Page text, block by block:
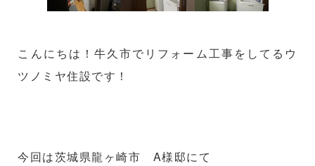
こんにちは！牛久市でリフォーム工事をしてるウ
ツノミヤ住設です！
今回は茨城県龍ヶ崎市 A様邸にて